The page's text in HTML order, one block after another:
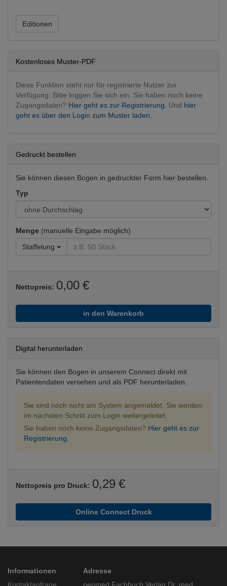
Editionen
Kostenloses Muster-PDF
Diese Funktion steht nur für registrierte Nutzer zur
Verfügung. Bitte loggen Sie sich ein. Sie haben noch keine
Zugangsdaten? Hier geht es zur Registrierung. Und hier
geht es über den Login zum Muster laden.
Gedruckt bestellen
Sie können diesen Bogen in gedruckter Form hier bestellen.
Typ
Menge (manuelle Eingabe möglich)
Staffelung
Nettopreis: 0,00 €
in den Warenkorb
Digital herunterladen
Sie können den Bogen in unserem Connect direkt mit
Patientendaten versehen und als PDF herunterladen.
Sie sind noch nicht am System angemeldet. Sie werden
im nächsten Schritt zum Login weitergeleitet.
Sie haben noch keine Zugangsdaten? Hier geht es zur
Registrierung.
Nettopreis pro Druck: 0,29 €
Online Connect Druck
Informationen
Adresse